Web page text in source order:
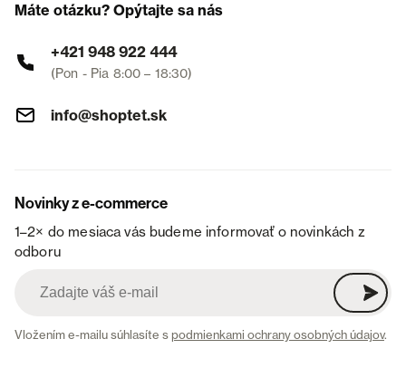
Máte otázku? Opýtajte sa nás
+421 948 922 444
(Pon - Pia 8:00 – 18:30)
info@shoptet.sk
Novinky z e-commerce
1–2× do mesiaca vás budeme informovať o novinkách z
odboru
Vložením e-mailu súhlasíte spodmienkami ochrany osobných údajov.